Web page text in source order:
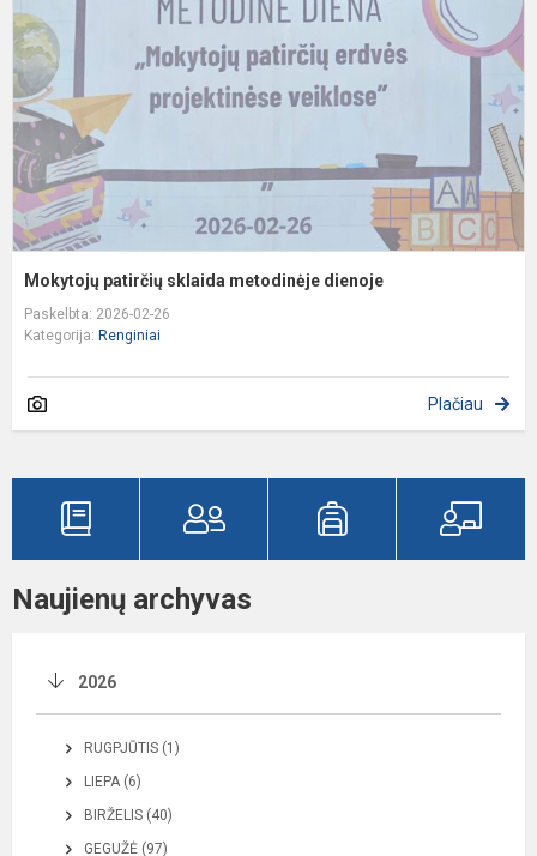
Mokytojų patirčių sklaida metodinėje dienoje
Paskelbta: 2026-02-26
Kategorija: Renginiai
Plačiau
Naujienų archyvas
2026
RUGPJŪTIS (1)
LIEPA (6)
BIRŽELIS (40)
GEGUŽĖ (97)